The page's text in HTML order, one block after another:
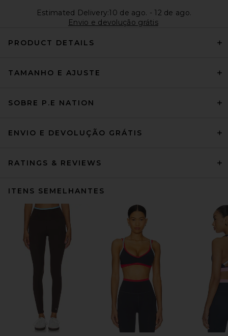
Estimated Delivery:10 de ago. - 12 de ago.
Envio e devolução grátis
PRODUCT DETAILS
TAMANHO E AJUSTE
SOBRE P.E NATION
ENVIO E DEVOLUÇÃO GRÁTIS
RATINGS & REVIEWS
ITENS SEMELHANTES